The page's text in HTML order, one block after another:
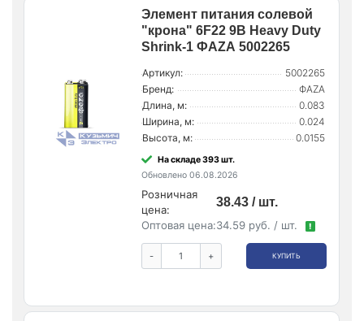
Элемент питания солевой
"крона" 6F22 9В Heavy Duty
Shrink-1 ФАZА 5002265
Артикул:
5002265
Бренд:
ФАZA
Длина, м:
0.083
Ширина, м:
0.024
Высота, м:
0.0155
На складе 393 шт.
Обновлено 06.08.2026
Розничная
цена:
38.43 / шт.
Оптовая цена:34.59 руб. / шт. !
- + КУПИТЬ